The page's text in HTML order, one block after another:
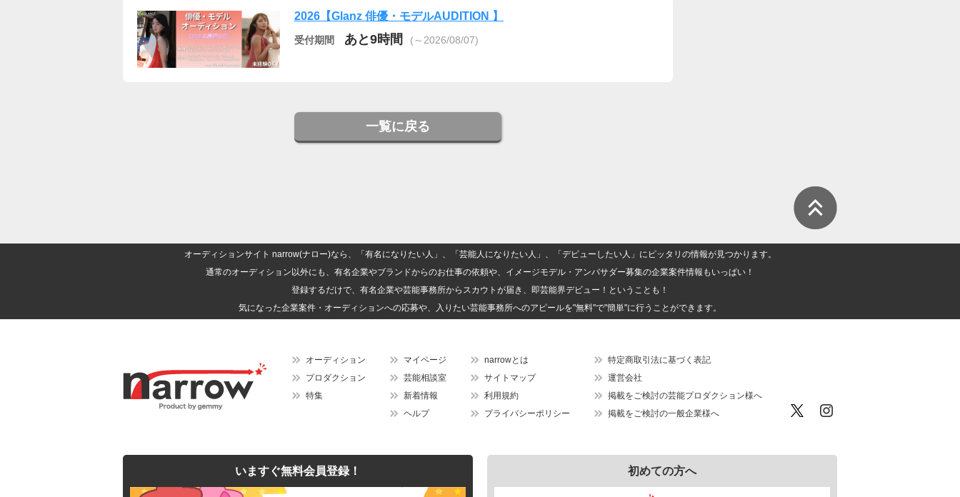
2026【Glanz 俳優・モデルAUDITION 】
受付期間 あと9時間 (～2026/08/07)
一覧に戻る
オーディションサイト narrow(ナロー)なら、「有名になりたい人」、「芸能人になりたい人」、「デビューしたい人」にピッタリの情報が見つかります。
通常のオーディション以外にも、有名企業やブランドからのお仕事の依頼や、イメージモデル・アンバサダー募集の企業案件情報もいっぱい！
登録するだけで、有名企業や芸能事務所からスカウトが届き、即芸能界デビュー！ということも！
気になった企業案件・オーディションへの応募や、入りたい芸能事務所へのアピールを"無料"で"簡単"に行うことができます。
オーディション
プロダクション
特集
マイページ
芸能相談室
新着情報
ヘルプ
narrowとは
サイトマップ
利用規約
プライバシーポリシー
特定商取引法に基づく表記
運営会社
掲載をご検討の芸能プロダクション様へ
掲載をご検討の一般企業様へ
いますぐ無料会員登録！ 初めての方へ